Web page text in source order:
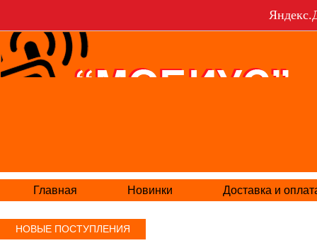
Главная Новинки Доставка и
НОВЫЕ ПОСТУПЛЕНИЯ